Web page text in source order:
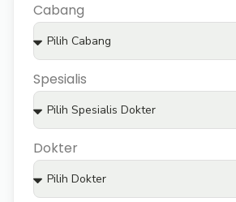
Cabang
Spesialis
Dokter